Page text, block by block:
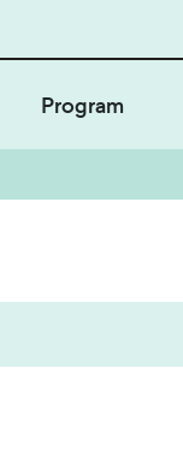
Program